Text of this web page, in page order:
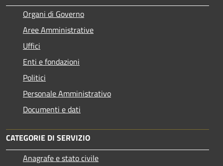
Organi di Governo
Aree Amministrative
Uffici
Enti e fondazioni
Politici
Personale Amministrativo
Documenti e dati
CATEGORIE DI SERVIZIO
Anagrafe e stato civile